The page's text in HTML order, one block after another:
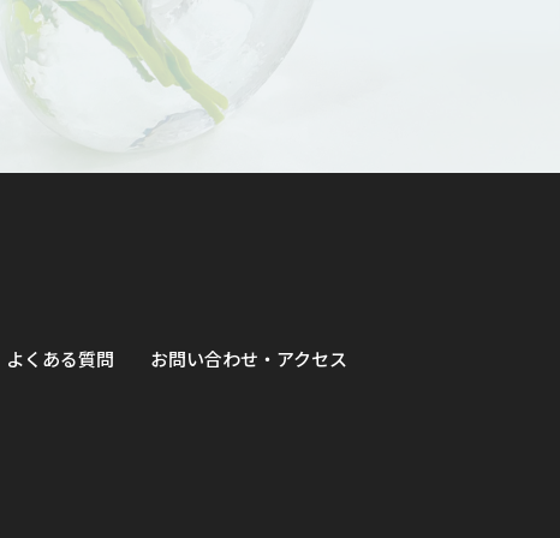
よくある質問 お問い合わせ・アクセス